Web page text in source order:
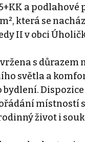
a podlahové
která se
II v obci
s důrazem
světla a
místností
život i